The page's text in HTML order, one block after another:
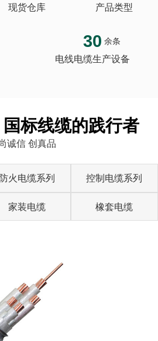
现货仓库 产品类型
30 余条
电线电缆生产设备
标线缆的践行者
诚信 创真品
防火电缆系列 控制电缆系列
家装电缆 橡套电缆